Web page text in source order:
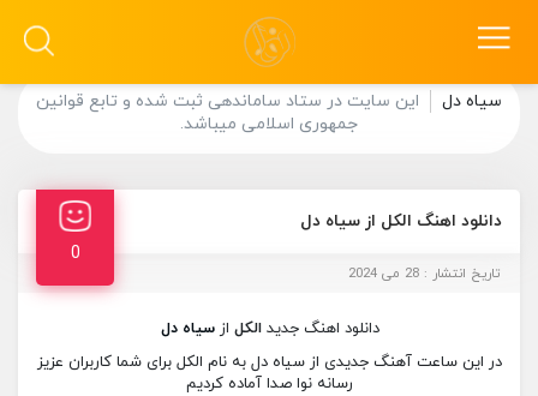
سیاه دل
این سایت در ستاد ساماندهی ثبت شده و تابع قوانین
جمهوری اسلامی میباشد.
دانلود اهنگ الکل از سیاه دل
0
تاریخ انتشار : 28 می 2024
دانلود اهنگ جدید الکل از سیاه دل
در این ساعت آهنگ جدیدی از سیاه دل به نام الکل برای شما کاربران عزیز
رسانه نوا صدا آماده کردیم